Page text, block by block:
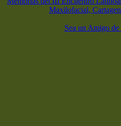
Maxilofacial,
Sea un Amigo